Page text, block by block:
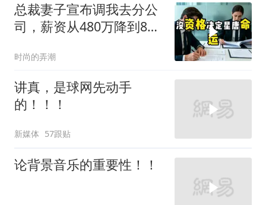
总裁妻子宣布调我去分公
司，薪资从480万降到8
时尚的弄潮
讲真，是球网先动手
的！！！
新媒体 57跟贴
论背景音乐的重要性！！